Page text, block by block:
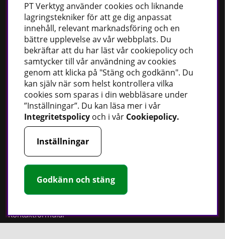
Håll dig uppdaterad
Nyheter
Guider
Facebook
Instagram
PT Verktyg AB
Stationsvägen 30
541 77 Skövde
Sverige
Telefon:
Kontaktformulär
PTVerktyg använder cookies och liknande
lagringstekniker för att ge dig anpassat
innehåll, relevant marknadsföring och en
bättre upplevelse av vår webbplats. Du
bekräftar att du har läst vår cookiepolicy och
samtycker till vår användning av cookies
genom att klicka på "Stäng och godkänn". Du
kan själv när som helst kontrollera vilka
cookies som sparas i din webbläsare under
”Inställningar”. Du kan läsa mer i vår
Integritetspolicy och i vår Cookiepolicy.
Inställningar
Godkänn och stäng